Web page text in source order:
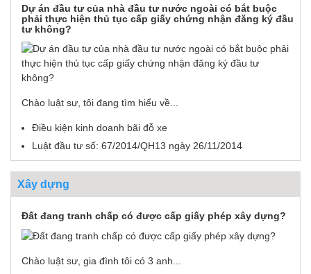
Dự án đầu tư của nhà đầu tư nước ngoài có bắt buộc
phải thực hiện thủ tục cấp giấy chứng nhận đăng ký đầu
tư không?
Chào luật sư, tôi đang tìm hiểu về...
Điều kiện kinh doanh bãi đỗ xe
Luật đầu tư số: 67/2014/QH13 ngày 26/11/2014
Xây dựng
Đất đang tranh chấp có được cấp giấy phép xây dựng?
Chào luật sư, gia đình tôi có 3 anh...